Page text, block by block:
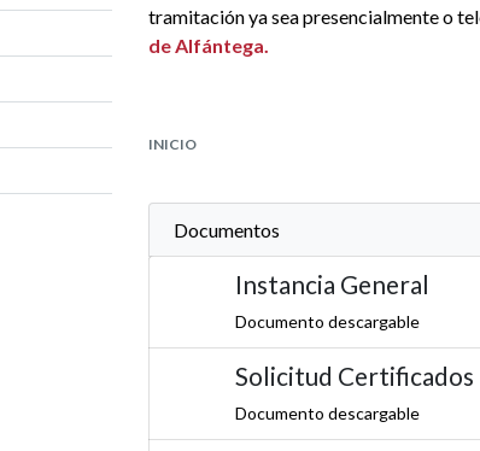
tramitación ya sea presencialmente o
de Alfántega.
INICIO
Documentos
Instancia General
Documento descargable
Solicitud Certificados
Documento descargable